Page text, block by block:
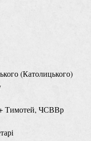
(Католицького)
ЧСВВр